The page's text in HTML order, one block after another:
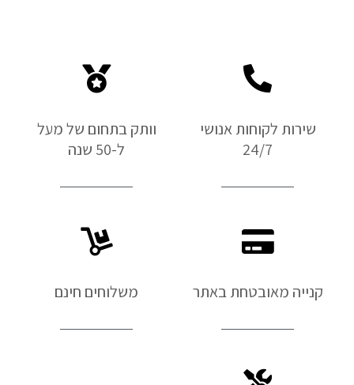
שירות לקוחות אנושי
24/7
וותק בתחום של מעל
ל-50 שנה
קנייה מאובטחת באתר משלוחים חינם